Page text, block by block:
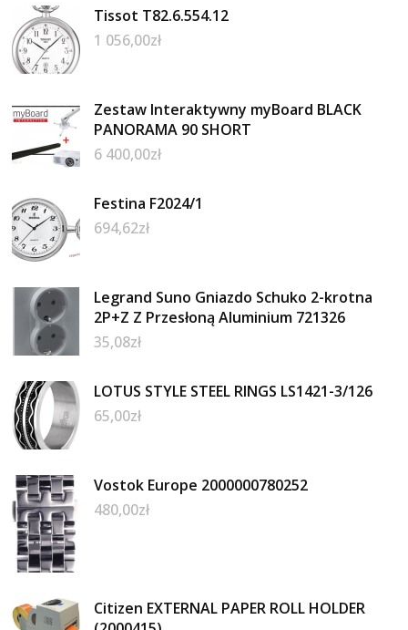
Tissot T82.6.554.12
1 056,00zł
Zestaw Interaktywny myBoard BLACK
PANORAMA 90 SHORT
6 400,00zł
Festina F2024/1
694,62zł
Legrand Suno Gniazdo Schuko 2-krotna
2P+Z Z Przesłoną Aluminium 721326
35,08zł
LOTUS STYLE STEEL RINGS LS1421-3/126
65,00zł
Vostok Europe 2000000780252
480,00zł
Citizen EXTERNAL PAPER ROLL HOLDER